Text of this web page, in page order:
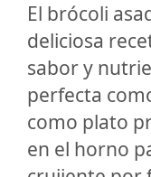
El brócoli
deliciosa
sabor y
perfecta
como plato
en el horno